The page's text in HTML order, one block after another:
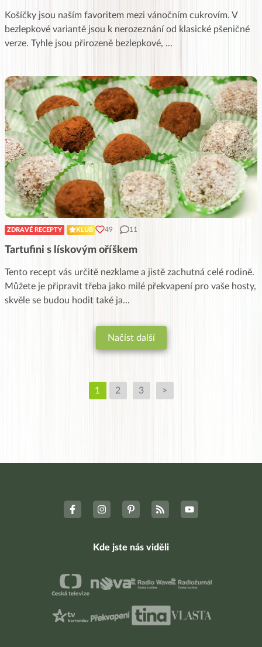
Košíčky jsou naším favoritem mezi vánočním cukrovím. V
bezlepkové variantě jsou k nerozeznání od klasické pšeničné
verze. Tyhle jsou přirozeně bezlepkové, ...
ZDRAVÉ RECEPTY KLUB 49 11
Tartufini s lískovým oříškem
Tento recept vás určitě nezklame a jistě zachutná celé rodině.
Můžete je připravit třeba jako milé překvapení pro vaše hosty,
skvěle se budou hodit také ja...
Načíst další
1 2 3 >
Kde jste nás viděli